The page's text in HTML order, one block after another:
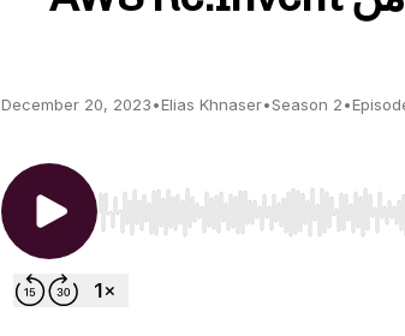
December 20, 2023•Elias Khnaser•Season 2•
Use Left/Right to seek, Home/End